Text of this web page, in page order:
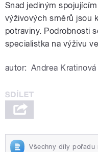
Snad jediným
výživových směrů jsou
potraviny. Podrobnosti
specialistka na výživu
autor: Andrea Kratinová
Všechny díly pořadu